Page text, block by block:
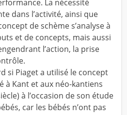
La nécessité
dans l’activité, ainsi que
de schème s’analyse à
et de concepts, mais aussi
l’action, la prise
si Piaget a utilisé le concept
à Kant et aux néo-kantiens
à l’occasion de son étude
car les bébés n’ont pas